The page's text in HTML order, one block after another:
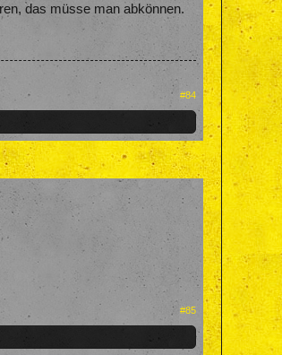
das müsse man abkönnen.
#84
#85